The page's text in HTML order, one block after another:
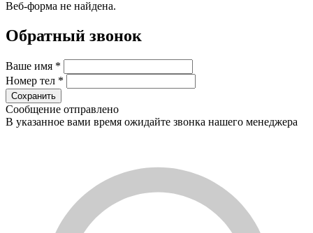
Веб-форма не найдена.
Обратный звонок
Ваше имя *
Номер тел *
Сообщение отправлено
В указанное вами время ожидайте звонка нашего менеджера